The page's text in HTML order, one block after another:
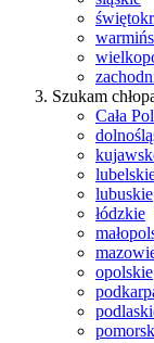
Szukam
Cała
lubuskie
łódzkie
opolskie